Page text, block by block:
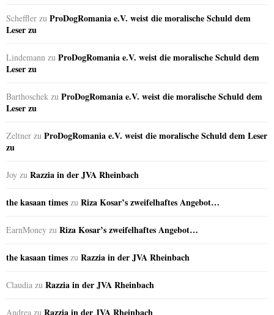
Scheffler zu ProDogRomania e.V. weist die moralische Schuld dem
Leser zu
Lindemann zu ProDogRomania e.V. weist die moralische Schuld dem
Leser zu
Barthoschek zu ProDogRomania e.V. weist die moralische Schuld dem
Leser zu
Zeltner zu ProDogRomania e.V. weist die moralische Schuld dem Leser
zu
Joy zu Razzia in der JVA Rheinbach
the kasaan times zu Riza Kosar’s zweifelhaftes Angebot…
EarnMoney zu Riza Kosar’s zweifelhaftes Angebot…
the kasaan times zu Razzia in der JVA Rheinbach
Claudia zu Razzia in der JVA Rheinbach
Andrea zu